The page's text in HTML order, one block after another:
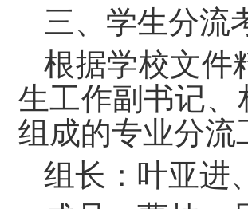
三、学生分流
根据学校文件
生工作副书记
组成的专业分
组长：叶亚进